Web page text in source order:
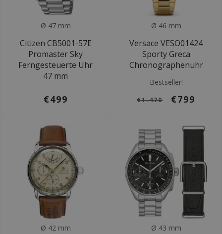
Ø 47 mm
Citizen CB5001-57E
Promaster Sky
Ferngesteuerte Uhr
47 mm
€499
Ø 46 mm
Versace VESO01424
Sporty Greca
Chronographenuhr
Bestseller!
€1.470 €799
Ø 42 mm Ø 43 mm